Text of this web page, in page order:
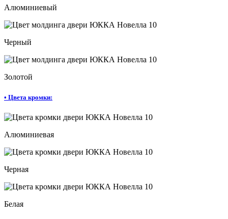
Алюминиевый
Черный
Золотой
• Цвета кромки:
Алюминиевая
Черная
Белая